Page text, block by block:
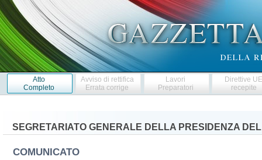
Atto
Completo
Avviso di rettifica
Errata corrige
Lavori
Preparatori
Direttive
recepite
SEGRETARIATO GENERALE DELLA PRESIDENZA
COMUNICATO